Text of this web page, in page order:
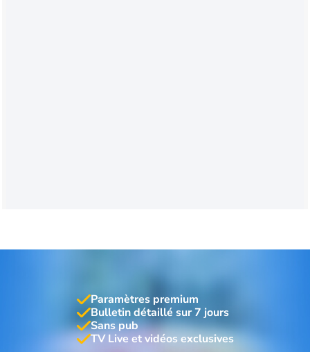
Paramètres premium
Bulletin détaillé sur 7 jours
Sans pub
TV Live et vidéos exclusives